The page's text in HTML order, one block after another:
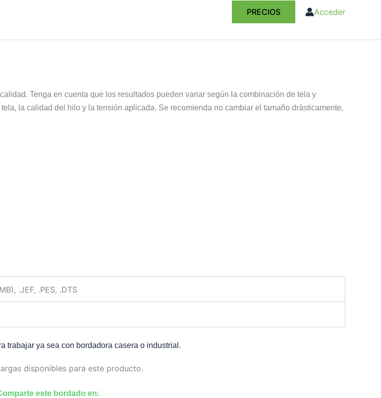
PRECIOS Acceder
Tenga en cuenta que los resultados pueden variar según la combinación de tela y
la calidad del hilo y la tensión aplicada. Se recomienda no cambiar el tamaño drásticamente,
.JEF, .PES, .DTS
trabajar ya sea con bordadora casera o industrial.
disponibles para este producto.
este bordado en: